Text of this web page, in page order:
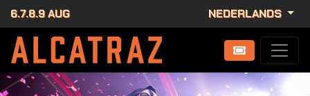
6.7.8.9 AUG NEDERLANDS